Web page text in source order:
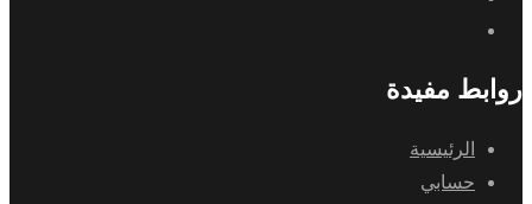
روابط مفيدة
الرئيسية
حسابي